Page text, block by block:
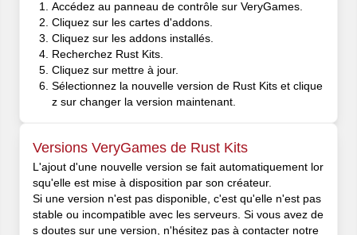
Accédez au panneau de contrôle sur VeryGames.
Cliquez sur les cartes d'addons.
Cliquez sur les addons installés.
Recherchez Rust Kits.
Cliquez sur mettre à jour.
Sélectionnez la nouvelle version de Rust Kits et clique
z sur changer la version maintenant.
Versions VeryGames de Rust Kits
L'ajout d'une nouvelle version se fait automatiquement lor
squ'elle est mise à disposition par son créateur.
Si une version n'est pas disponible, c'est qu'elle n'est pas
stable ou incompatible avec les serveurs. Si vous avez de
s doutes sur une version, n'hésitez pas à contacter notre